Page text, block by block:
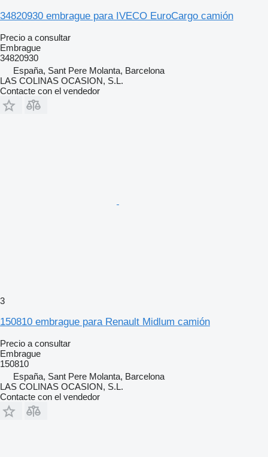
34820930 embrague para IVECO EuroCargo camión
Precio a consultar
Embrague
34820930
España, Sant Pere Molanta, Barcelona
LAS COLINAS OCASION, S.L.
Contacte con el vendedor
3
150810 embrague para Renault Midlum camión
Precio a consultar
Embrague
150810
España, Sant Pere Molanta, Barcelona
LAS COLINAS OCASION, S.L.
Contacte con el vendedor